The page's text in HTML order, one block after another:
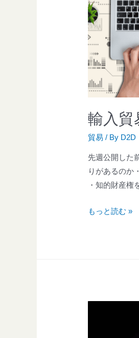
輸入貿
貿易 / By D2D
先週公開した
りがあるのか
・知的財産
もっと読む »